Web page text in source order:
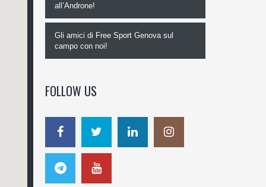
all’Androne!
Gli amici di Free Sport Genova sul
campo con noi!
FOLLOW US